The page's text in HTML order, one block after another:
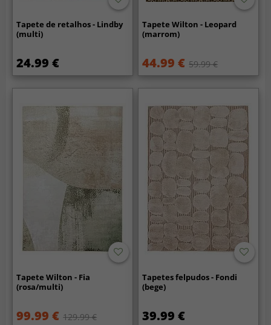
Tapete de retalhos - Lindby
(multi)
24.99 €
Tapete Wilton - Leopard
(marrom)
44.99 € 59.99 €
Tapete Wilton - Fia
(rosa/multi)
99.99 € 129.99 €
Tapetes felpudos - Fondi
(bege)
39.99 €